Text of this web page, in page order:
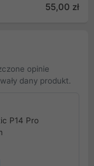
55,00 zł
opinie
dany produkt.
P14 Pro